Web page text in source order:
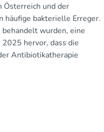
Österreich und der
häufige bakterielle Erreger.
wurden, eine
hervor, dass die
Antibiotikatherapie